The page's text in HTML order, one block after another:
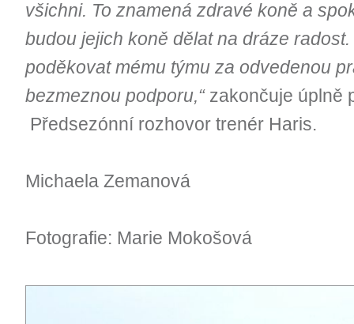
všichni. To znamená zdravé koně a
budou jejich koně dělat na dráze
poděkovat mému týmu za odvedenou
bezmeznou podporu,“zakončuje úplně
Předsezónní rozhovor trenér Haris.
Michaela Zemanová
Fotografie: Marie Mokošová